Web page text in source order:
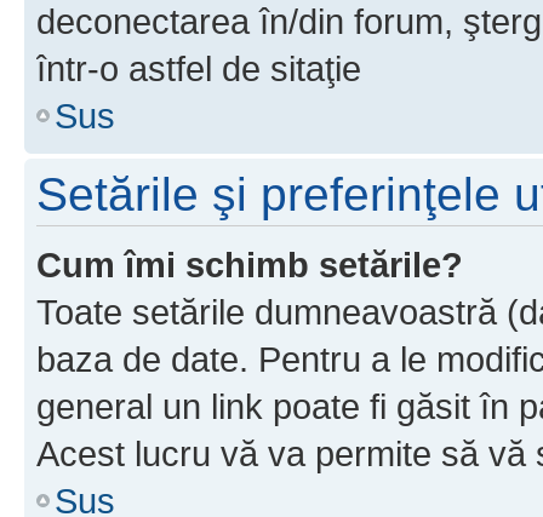
deconectarea în/din forum,
într-o astfel de sitaţie
Sus
Setările şi preferinţele
Cum îmi schimb setările?
Toate setările dumneavoastră
baza de date. Pentru a le
general un link poate fi găsit în
Acest lucru vă va permite să vă
Sus